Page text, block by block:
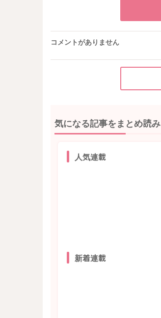
コメントがありません
気になる記事をまとめ読み
人気連載
新着連載